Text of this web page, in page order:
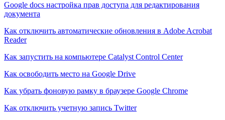
Google docs настройка прав доступа для редактирования
документа
Как отключить автоматические обновления в Adobe Acrobat
Reader
Как запустить на компьютере Catalyst Control Center
Как освободить место на Google Drive
Как убрать фоновую рамку в браузере Google Chrome
Как отключить учетную запись Twitter